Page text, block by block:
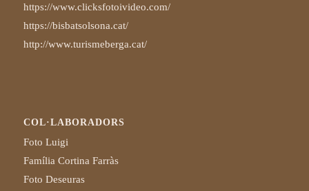
https://www.clicksfotoivideo.com/
https://bisbatsolsona.cat/
http://www.turismeberga.cat/
COL·LABORADORS
Foto Luigi
Família Cortina Farràs
Foto Deseuras